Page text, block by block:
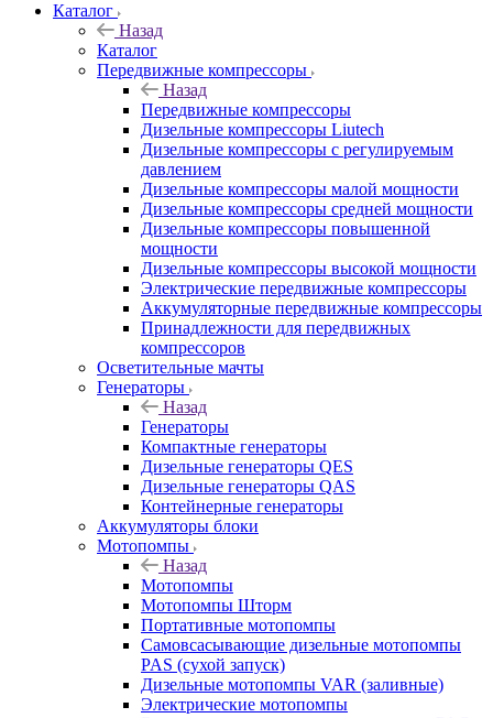
Каталог
Назад
Каталог
Передвижные компрессоры
Назад
Передвижные компрессоры
Дизельные компрессоры Liutech
Дизельные компрессоры с регулируемым
давлением
Дизельные компрессоры малой мощности
Дизельные компрессоры средней мощности
Дизельные компрессоры повышенной
мощности
Дизельные компрессоры высокой мощности
Электрические передвижные компрессоры
Аккумуляторные передвижные компрессоры
Принадлежности для передвижных
компрессоров
Осветительные мачты
Генераторы
Назад
Генераторы
Компактные генераторы
Дизельные генераторы QES
Дизельные генераторы QAS
Контейнерные генераторы
Аккумуляторы блоки
Мотопомпы
Назад
Мотопомпы
Мотопомпы Шторм
Портативные мотопомпы
Самовсасывающие дизельные мотопомпы
PAS (сухой запуск)
Дизельные мотопомпы VAR (заливные)
Электрические мотопомпы